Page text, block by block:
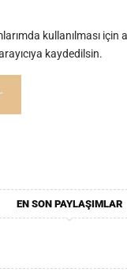
kullanılması için
kaydedilsin.
EN SON PAYLAŞIMLAR